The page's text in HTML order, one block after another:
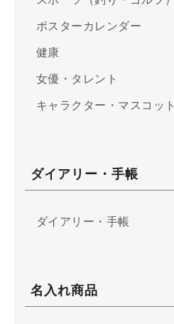
ポスターカレンダー
健康
女優・タレント
キャラクター・マスコット
ダイアリー・手帳
ダイアリー・手帳
名入れ商品